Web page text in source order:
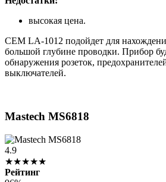
высокая цена.
CEM LA-1012 подойдет для
большой глубине проводки. Прибор
обнаружения розеток,
выключателей.
Mastech MS6818
4.9
★★★★★
Рейтинг